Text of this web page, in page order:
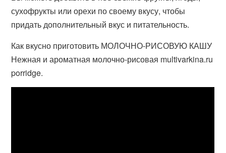
сухофрукты или орехи по своему вкусу, чтобы
придать дополнительный вкус и питательность.
Как вкусно приготовить МОЛОЧНО-РИСОВУЮ КАШУ
Нежная и ароматная молочно-рисовая multivarkina.ru
porridge.